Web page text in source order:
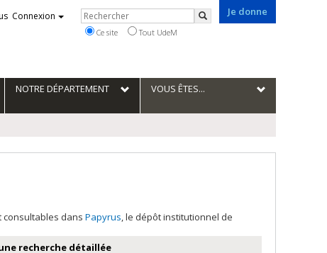
Je donne
Connexion Rechercher
Rechercher
Ce site Tout UdeM
NOTRE DÉPARTEMENT VOUS ÊTES...
consultables dans Papyrus, le dépôt institutionnel de
recherche détaillée